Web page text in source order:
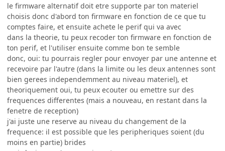
le firmware alternatif doit etre supporte par ton materiel
choisis donc d'abord ton firmware en fonction de ce que tu
comptes faire, et ensuite achete le perif qui va avec
dans la theorie, tu peux recoder ton firmware en fonction de
ton perif, et l'utiliser ensuite comme bon te semble
donc, oui: tu pourrais regler pour envoyer par une antenne et
recevoire par l'autre (dans la limite ou les deux antennes sont
bien gerees independemment au niveau materiel), et
theoriquement oui, tu peux ecouter ou emettre sur des
frequences differentes (mais a nouveau, en restant dans la
fenetre de reception)
j'ai juste une reserve au niveau du changement de la
frequence: il est possible que les peripheriques soient (du
moins en partie) brides